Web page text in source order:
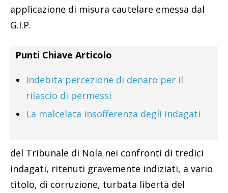
applicazione di misura cautelare emessa dal
G.I.P.
Punti Chiave Articolo
Indebita percezione di denaro per il
rilascio di permessi
La malcelata insofferenza degli indagati
del Tribunale di Nola nei confronti di tredici
indagati, ritenuti gravemente indiziati, a vario
titolo, di corruzione, turbata libertà del